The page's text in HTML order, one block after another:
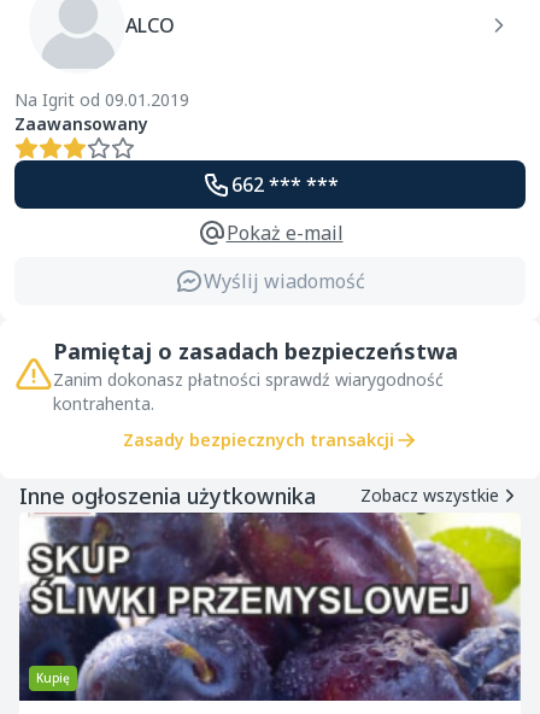
ALCO
Na Igrit od 09.01.2019
Zaawansowany
662 *** ***
Pokaż e-mail
Wyślij wiadomość
Pamiętaj o zasadach bezpieczeństwa
Zanim dokonasz płatności sprawdź wiarygodność
kontrahenta.
Zasady bezpiecznych transakcji
Inne ogłoszenia użytkownika Zobacz wszystkie
Kupię